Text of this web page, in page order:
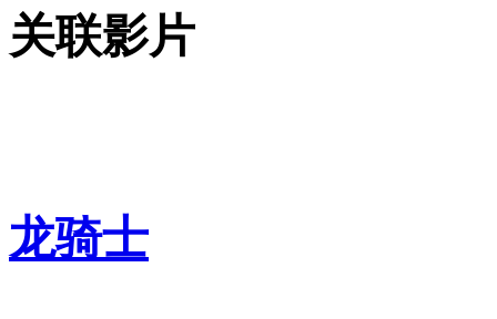
关联影片
龙骑士